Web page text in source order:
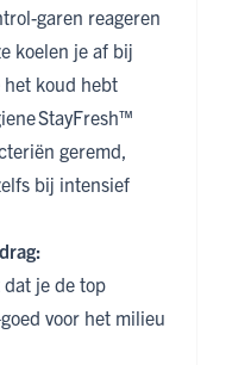
garen reageren
koelen je af bij
het koud hebt
StayFresh™
geremd,
bij intensief
je de top
voor het milieu